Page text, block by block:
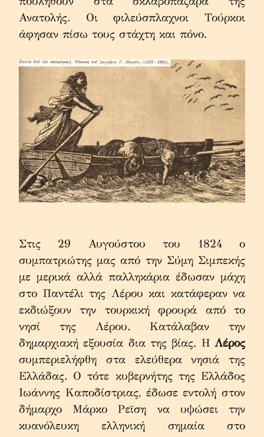
Ανατολής. Οι φιλεύσπλαχνοι Τούρκοι
άφησαν πίσω τους στάχτη και πόνο.
Στις 29 Αυγούστου του 1824 ο
συμπατριώτης μας από την Σύμη Σιμπεκής
με μερικά αλλά παλληκάρια έδωσαν μάχη
στο Παντέλι της Λέρου και κατάφεραν να
εκδιώξουν την τουρκική φρουρά από το
νησί της Λέρου. Κατάλαβαν την
δημαρχιακή εξουσία δια της βίας. Η Λέρος
συμπεριελήφθη στα ελεύθερα νησιά της
Ελλάδας. Ο τότε κυβερνήτης της Ελλάδος
Ιωάννης Καποδίστριας, έδωσε εντολή στον
δήμαρχο Μάρκο Ρεϊση να υψώσει την
κυανόλευκη ελληνική σημαία στο